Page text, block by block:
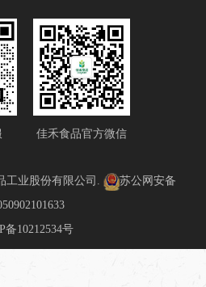
佳禾食品官方微信
工业股份有限公司.
苏公网安备
备10212534号